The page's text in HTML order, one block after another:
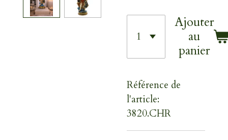
Ajouter
au
panier
Référence de
l'article:
3820.CHR